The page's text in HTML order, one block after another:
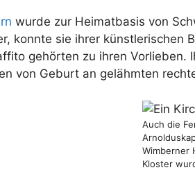
wurde zur Heimatbasis von
konnte sie ihrer
gehörten zu ihren
von Geburt an gelähmten
Auch die
Wimberner
Kloster